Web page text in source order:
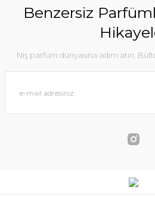
Benzersiz
Niş parfüm dünyasına adım atın.